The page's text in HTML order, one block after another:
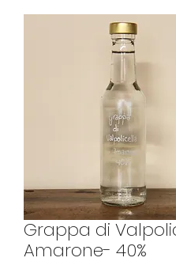
Grappa di
Amarone- 40%